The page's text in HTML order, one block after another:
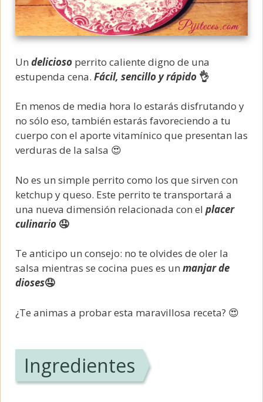
Un delicioso perrito caliente digno de una
estupenda cena. Fácil, sencillo y rápido 👌
En menos de media hora lo estarás disfrutando y
no sólo eso, también estarás favoreciendo a tu
cuerpo con el aporte vitamínico que presentan las
verduras de la salsa 😍
No es un simple perrito como los que sirven con
ketchup y queso. Este perrito te transportará a
una nueva dimensión relacionada con el placer
culinario 🤤
Te anticipo un consejo: no te olvides de oler la
salsa mientras se cocina pues es un manjar de
dioses🤤
¿Te animas a probar esta maravillosa receta? 😍
Ingredientes